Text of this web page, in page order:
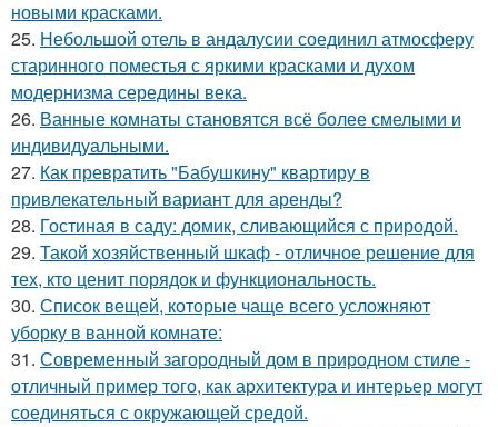
новыми красками.
25. Небольшой отель в андалусии соединил атмосферу
старинного поместья с яркими красками и духом
модернизма середины века.
26. Ванные комнаты становятся всё более смелыми и
индивидуальными.
27. Как превратить "Бабушкину" квартиру в
привлекательный вариант для аренды?
28. Гостиная в саду: домик, сливающийся с природой.
29. Такой хозяйственный шкаф - отличное решение для
тех, кто ценит порядок и функциональность.
30. Список вещей, которые чаще всего усложняют
уборку в ванной комнате:
31. Современный загородный дом в природном стиле -
отличный пример того, как архитектура и интерьер могут
соединяться с окружающей средой.